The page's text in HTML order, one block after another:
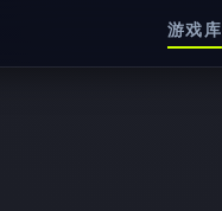
游戏库